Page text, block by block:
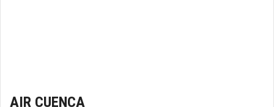
AIR CUENCA